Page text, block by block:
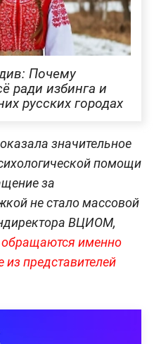
Почему
ради избинга и
русских городах
значительное
помощи
за
не стало массовой
ВЦИОМ,
обращаются именно
представителей